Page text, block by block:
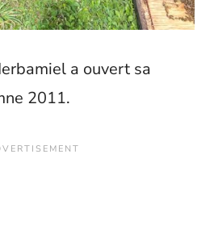
a ouvert sa
2011.